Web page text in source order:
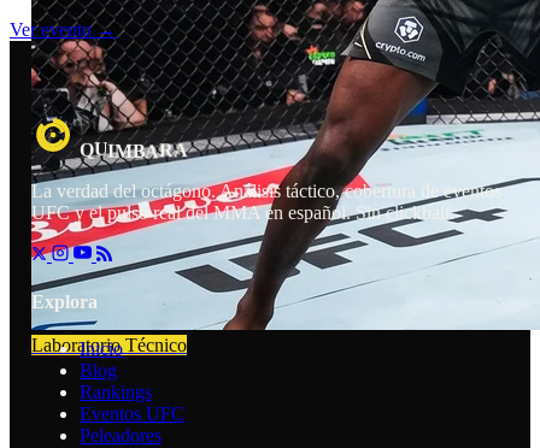
Laboratorio Técnico
Ver evento →
QUIMBARA
La verdad del octágono. Análisis táctico, cobertura de eventos
UFC y el pulso real del MMA en español. Sin clickbait.
Explora
Inicio
Blog
Rankings
Eventos UFC
Peleadores